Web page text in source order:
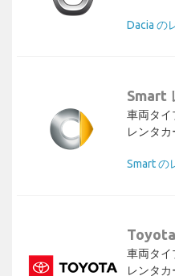
Dacia の
Smart
車両タイ
レンタカ
Smart の
車両タイ
レンタカ